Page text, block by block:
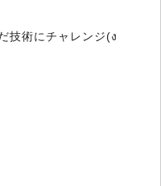
技術にチャレンジ(ง